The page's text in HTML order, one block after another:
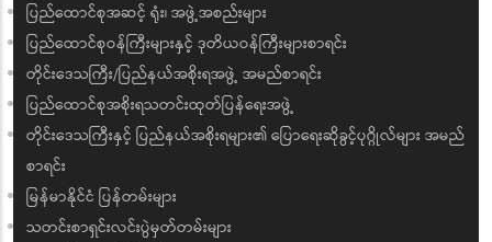
ပြည်ထောင်စုအဆင့် ရုံး၊ အဖွဲ့အစည်းများ
ပြည်ထောင်စုဝန်ကြီးများနှင့် ဒုတိယဝန်ကြီးများစာရင်း
တိုင်းဒေသကြီး/ပြည်နယ်အစိုးရအဖွဲ့ အမည်စာရင်း
ပြည်ထောင်စုအစိုးရသတင်းထုတ်ပြန်ရေးအဖွဲ့
တိုင်းဒေသကြီးနှင့် ပြည်နယ်အစိုးရများ၏ ပြောရေးဆိုခွင့်ပုဂ္ဂိုလ်များ အမည်
စာရင်း
မြန်မာနိုင်ငံ ပြန်တမ်းများ
သတင်းစာရှင်းလင်းပွဲမှတ်တမ်းများ